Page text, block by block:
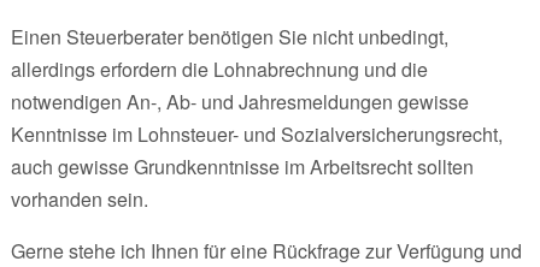
Einen Steuerberater benötigen Sie nicht unbedingt,
allerdings erfordern die Lohnabrechnung und die
notwendigen An-, Ab- und Jahresmeldungen gewisse
Kenntnisse im Lohnsteuer- und Sozialversicherungsrecht,
auch gewisse Grundkenntnisse im Arbeitsrecht sollten
vorhanden sein.
Gerne stehe ich Ihnen für eine Rückfrage zur Verfügung und